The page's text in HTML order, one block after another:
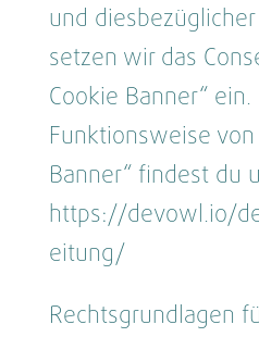
und
setzen wir das
Cookie Banner“
Funktionsweise von
Banner“ findest du
https://devowl.io/
eitung/
Rechtsgrundlagen